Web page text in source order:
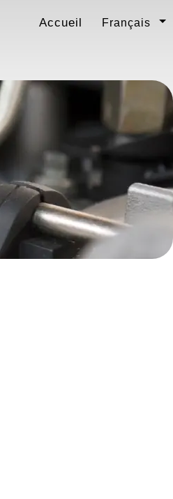
Accueil Français